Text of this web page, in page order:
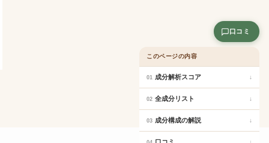
口コミ
このページの内容
01 成分解析スコア ↓
02 全成分リスト ↓
03 成分構成の解説 ↓